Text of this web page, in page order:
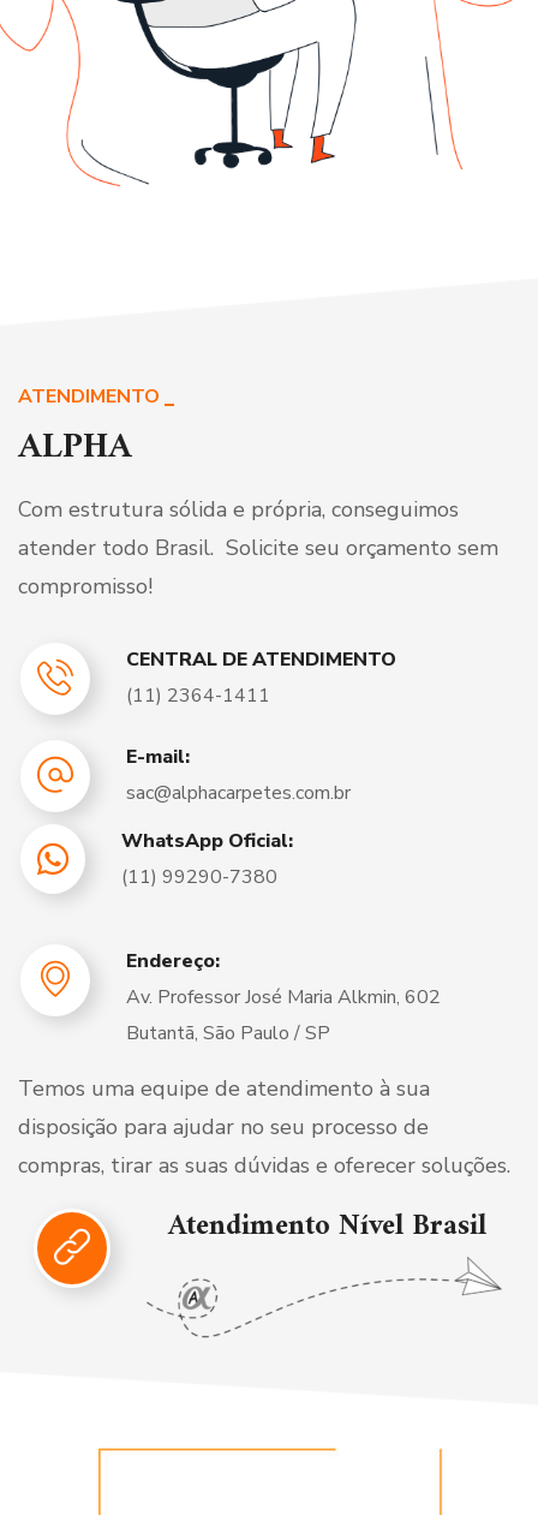
ATENDIMENTO
ALPHA
Com estrutura sólida e própria, conseguimos
atender todo Brasil. Solicite seu orçamento sem
compromisso!
CENTRAL DE ATENDIMENTO
(11) 2364-1411
E-mail:
sac@alphacarpetes.com.br
WhatsApp Oficial:
(11) 99290-7380
Endereço:
Av. Professor José Maria Alkmin, 602
Butantã, São Paulo / SP
Temos uma equipe de atendimento à sua
disposição para ajudar no seu processo de
compras, tirar as suas dúvidas e oferecer soluções.
Atendimento Nível Brasil